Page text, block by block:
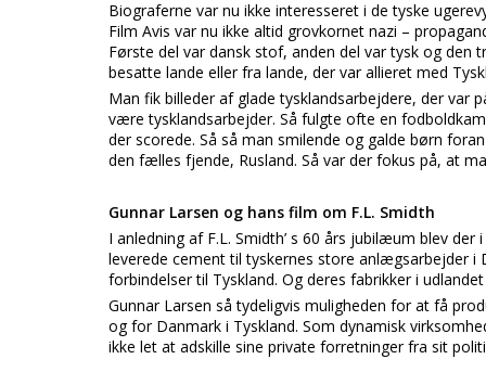
Biograferne var nu ikke interesseret i de tyske
Film Avis var nu ikke altid grovkornet nazi –
Første del var dansk stof, anden del var tysk og
besatte lande eller fra lande, der var allieret med
Man fik billeder af glade tysklandsarbejdere, der
være tysklandsarbejder. Så fulgte ofte en
der scorede. Så så man smilende og galde børn
den fælles fjende, Rusland. Så var der fokus på, at
Gunnar Larsen og hans film om F.L. Smidth
I anledning af F.L. Smidth’ s 60 års jubilæum blev
leverede cement til tyskernes store anlægsarbejder
forbindelser til Tyskland. Og deres fabrikker i
Gunnar Larsen så tydeligvis muligheden for at få
og for Danmark i Tyskland. Som dynamisk
ikke let at adskille sine private forretninger fra sit